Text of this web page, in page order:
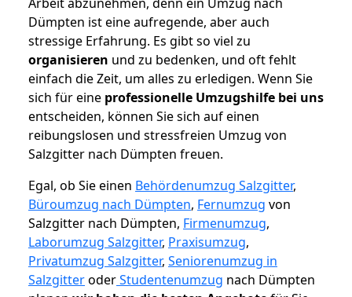
Dümpten ist eine aufregende, aber auch
stressige Erfahrung. Es gibt so viel zu
organisieren und zu bedenken, und oft fehlt
einfach die Zeit, um alles zu erledigen. Wenn Sie
sich für eine professionelle Umzugshilfe bei uns
entscheiden, können Sie sich auf einen
reibungslosen und stressfreien Umzug von
Salzgitter nach Dümpten freuen.
Egal, ob Sie einen Behördenumzug Salzgitter,
Büroumzug nach Dümpten, Fernumzug von
Salzgitter nach Dümpten, Firmenumzug,
Laborumzug Salzgitter, Praxisumzug,
Privatumzug Salzgitter, Seniorenumzug in
SalzgitteroderStudentenumzug nach Dümpten